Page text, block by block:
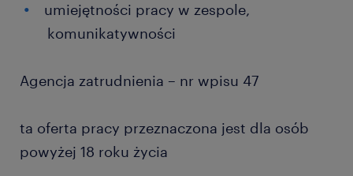
umiejętności pracy w zespole,
komunikatywności
Agencja zatrudnienia – nr wpisu 47
ta oferta pracy przeznaczona jest dla osób
powyżej 18 roku życia